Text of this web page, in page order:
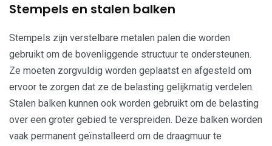
Stempels en stalen balken
Stempels zijn verstelbare metalen palen die worden
gebruikt om de bovenliggende structuur te ondersteunen.
Ze moeten zorgvuldig worden geplaatst en afgesteld om
ervoor te zorgen dat ze de belasting gelijkmatig verdelen.
Stalen balken kunnen ook worden gebruikt om de belasting
over een groter gebied te verspreiden. Deze balken worden
vaak permanent geïnstalleerd om de draagmuur te